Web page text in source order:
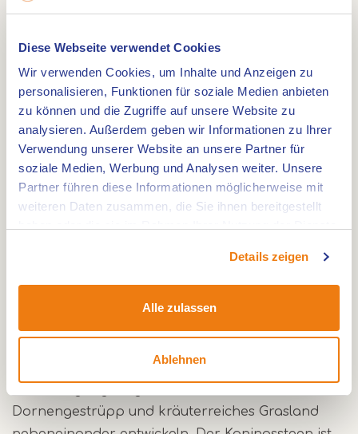
Diese Webseite verwendet Cookies
Wir verwenden Cookies, um Inhalte und Anzeigen zu
personalisieren, Funktionen für soziale Medien anbieten
zu können und die Zugriffe auf unsere Website zu
analysieren. Außerdem geben wir Informationen zu Ihrer
Verwendung unserer Website an unsere Partner für
soziale Medien, Werbung und Analysen weiter. Unsere
Partner führen diese Informationen möglicherweise mit
weiteren Daten zusammen, die Sie ihnen bereitgestellt
Details zeigen
Alle zulassen
Ablehnen
Route
Etwas außerhalb von Thorn liegt das
Naturschutzgebiet de Koningssteen. Das Gebiet
ist eines der ältesten Naturentwicklungsprojekte
In Naturschutzgebiet de Koningssteen weiden
Pferden der Belgisch-Limburgischen Landschaft.
Dornengestrüpp und kräuterreiches Grasland